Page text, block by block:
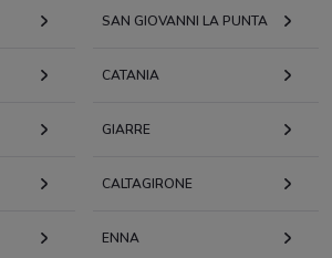
SAN GIOVANNI LA PUNTA
CATANIA
GIARRE
CALTAGIRONE
ENNA